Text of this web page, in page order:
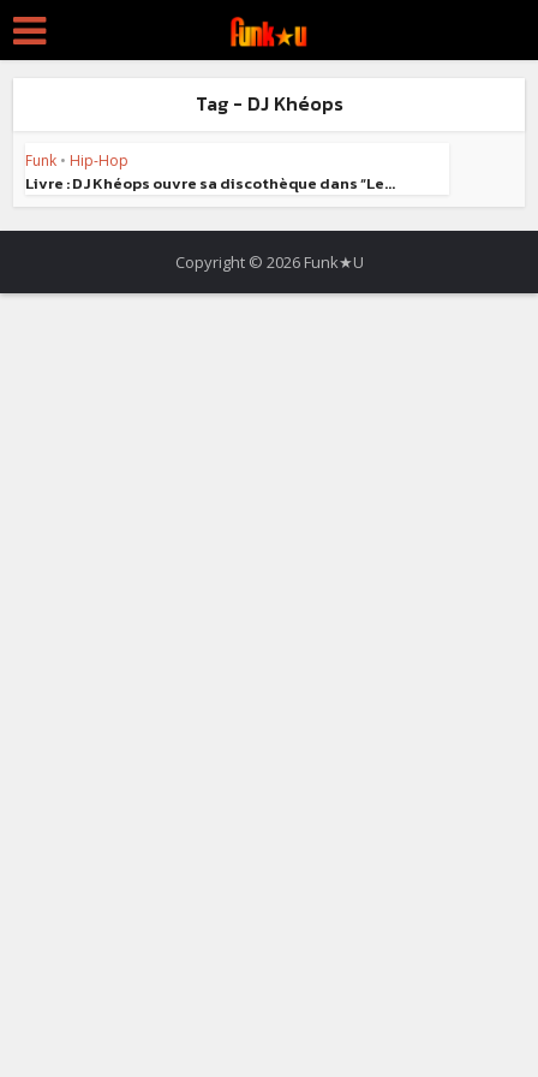
Tag - DJ Khéops
Funk • Hip-Hop
Livre : DJ Khéops ouvre sa discothèque dans “Le...
Copyright © 2026 Funk★U